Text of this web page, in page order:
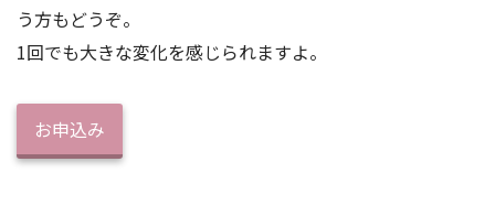
う方もどうぞ。
1回でも大きな変化を感じられますよ。
お申込み